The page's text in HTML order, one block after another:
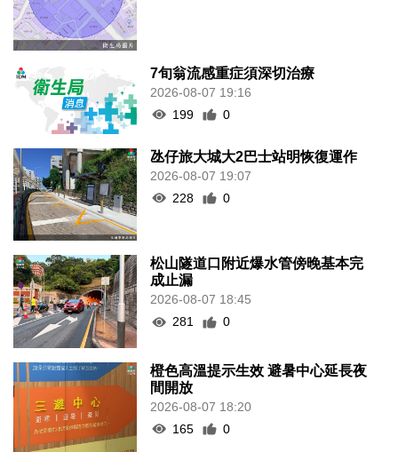
7旬翁流感重症須深切治療
2026-08-07 19:16
199
0
氹仔旅大城大2巴士站明恢復運作
2026-08-07 19:07
228
0
松山隧道口附近爆水管傍晚基本完
成止漏
2026-08-07 18:45
281
0
橙色高溫提示生效 避暑中心延長夜
間開放
2026-08-07 18:20
165
0